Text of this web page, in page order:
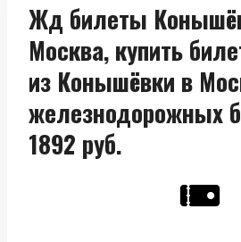
Жд билеты
Москва, купить
из Конышёвки в
железнодорожных
1892 руб.